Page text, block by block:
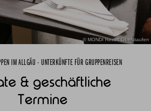
© MONDI Resort Oberstaufen
IM ALLGÄU - UNTERKÜNFTE FÜR GRUPPENREISEN
& geschäftliche
Termine